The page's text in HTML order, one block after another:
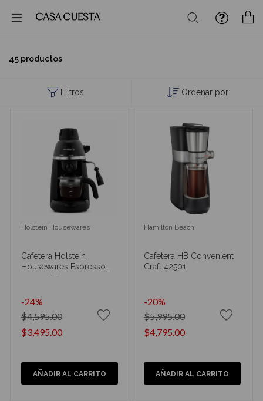
Buscar
45 productos
Filtros Ordenar por
Holstein Housewares
Cafetera Holstein
Housewares Espresso
9101046B
$3,495.00
$4,595.00
-24%
AÑADIR AL CARRITO
Hamilton Beach
Cafetera HB Convenient
Craft 42501
$4,795.00
$5,995.00
-20%
AÑADIR AL CARRITO